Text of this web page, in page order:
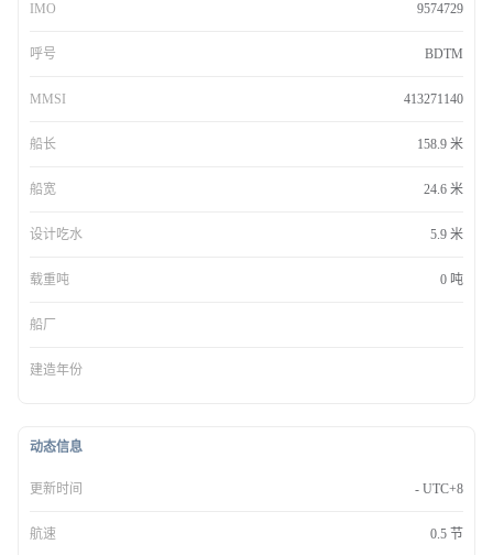
IMO 9574729
呼号 BDTM
MMSI 413271140
船长 158.9 米
船宽 24.6 米
设计吃水 5.9 米
载重吨 0 吨
船厂
建造年份
动态信息
更新时间 - UTC+8
航速 0.5 节